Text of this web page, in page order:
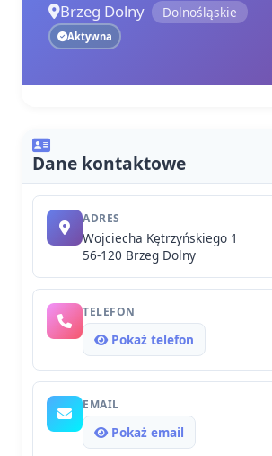
Brzeg Dolny Dolnośląskie
Aktywna
Dane kontaktowe
ADRES
Wojciecha Kętrzyńskiego 1
56-120 Brzeg Dolny
TELEFON
Pokaż telefon
EMAIL
Pokaż email